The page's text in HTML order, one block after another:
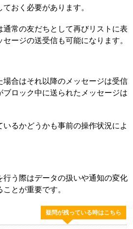
おく必要があります。
常の友だちとして再びリストに表
ージの送受信も可能になります。
場合はそれ以降のメッセージは受信
ブロック中に送られたメッセージは
いるかどうかも事前の操作状況によ
行う際はデータの扱いや通知の変化
とが重要です。
疑問が残っている時はこちら